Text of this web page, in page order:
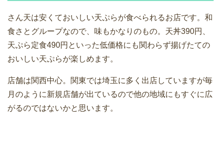
さん天は安くておいしい天ぷらが食べられるお店です。和
食さとグループなので、味もかなりのもの。天丼390円、
天ぷら定食490円といった低価格にも関わらず揚げたての
おいしい天ぷらが楽しめます。
店舗は関西中心。関東では埼玉に多く出店していますが毎
月のように新規店舗が出ているので他の地域にもすぐに広
がるのではないかと思います。